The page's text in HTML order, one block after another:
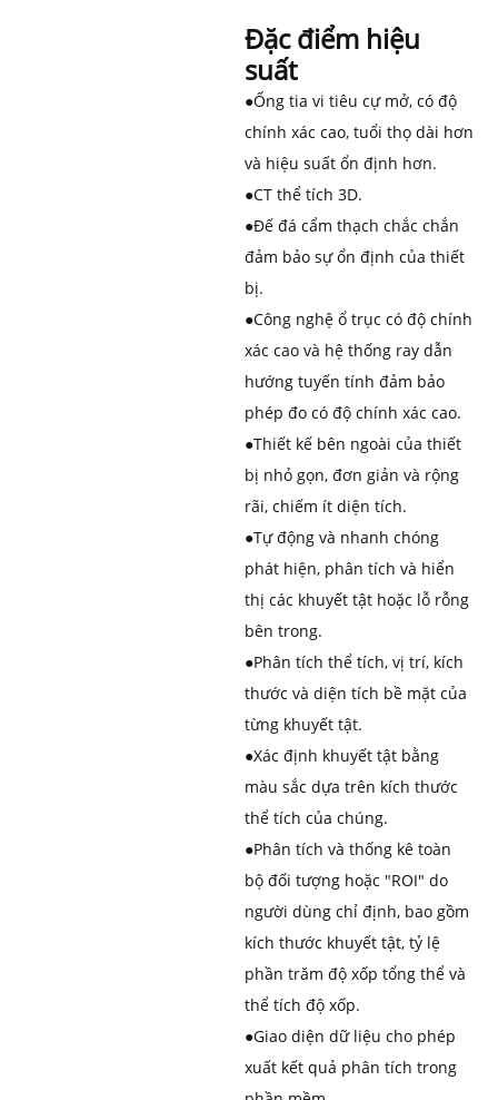
Đặc điểm hiệu
suất
●Ống tia vi tiêu cự mở, có độ
chính xác cao, tuổi thọ dài hơn
và hiệu suất ổn định hơn.
●CT thể tích 3D.
●Đế đá cẩm thạch chắc chắn
đảm bảo sự ổn định của thiết
bị.
●Công nghệ ổ trục có độ chính
xác cao và hệ thống ray dẫn
hướng tuyến tính đảm bảo
phép đo có độ chính xác cao.
●Thiết kế bên ngoài của thiết
bị nhỏ gọn, đơn giản và rộng
rãi, chiếm ít diện tích.
●Tự động và nhanh chóng
phát hiện, phân tích và hiển
thị các khuyết tật hoặc lỗ rỗng
bên trong.
●Phân tích thể tích, vị trí, kích
thước và diện tích bề mặt của
từng khuyết tật.
●Xác định khuyết tật bằng
màu sắc dựa trên kích thước
thể tích của chúng.
●Phân tích và thống kê toàn
bộ đối tượng hoặc "ROI" do
người dùng chỉ định, bao gồm
kích thước khuyết tật, tỷ lệ
phần trăm độ xốp tổng thể và
thể tích độ xốp.
●Giao diện dữ liệu cho phép
xuất kết quả phân tích trong